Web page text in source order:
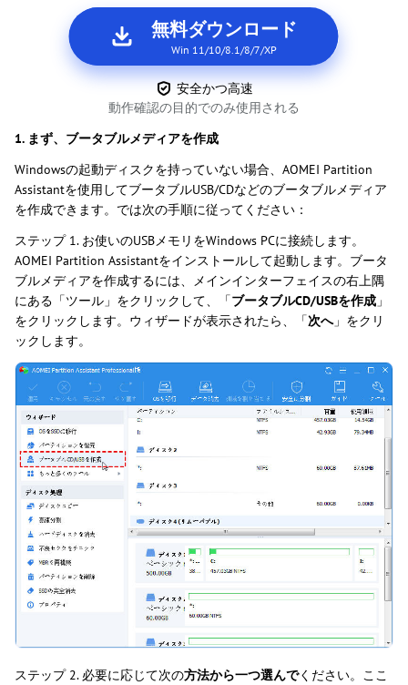
無料ダウンロード
Win 11/10/8.1/8/7/XP
安全かつ高速
動作確認の目的でのみ使用される
1. まず、ブータブルメディアを作成
Windowsの起動ディスクを持っていない場合、AOMEI Partition
Assistantを使用してブータブルUSB/CDなどのブータブルメディア
を作成できます。では次の手順に従ってください：
ステップ 1. お使いのUSBメモリをWindows PCに接続します。
AOMEI Partition Assistantをインストールして起動します。ブータ
ブルメディアを作成するには、メインインターフェイスの右上隅
にある「ツール」をクリックして、「ブータブルCD/USBを作成 」
をクリックします。ウィザードが表示されたら、「次へ」をクリ
ックします。
ステップ 2. 必要に応じて次の方法から一つ選んでください。ここ